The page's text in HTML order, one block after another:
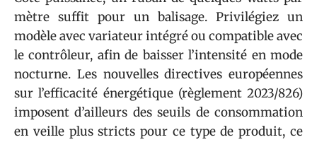
mètre suffit pour un balisage. Privilégiez un
modèle avec variateur intégré ou compatible avec
le contrôleur, afin de baisser l’intensité en mode
nocturne. Les nouvelles directives européennes
sur l’efficacité énergétique (règlement 2023/826)
imposent d’ailleurs des seuils de consommation
en veille plus stricts pour ce type de produit, ce